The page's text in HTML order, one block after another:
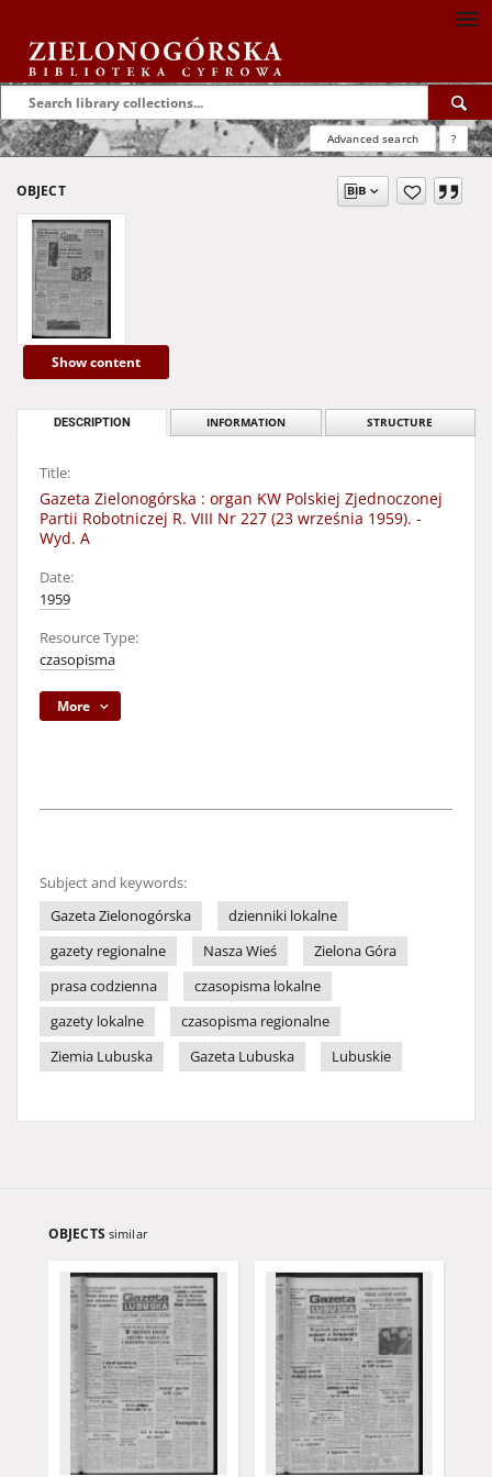
Advanced search ?
OBJECT
Show content
DESCRIPTION INFORMATION STRUCTURE
Title:
Gazeta Zielonogórska : organ KW Polskiej Zjednoczonej
Partii Robotniczej R. VIII Nr 227 (23 września 1959). -
Wyd. A
Date:
1959
Resource Type:
czasopisma
More
Subject and keywords:
Gazeta Zielonogórska
dzienniki lokalne
gazety regionalne
Nasza Wieś
Zielona Góra
prasa codzienna
czasopisma lokalne
gazety lokalne
czasopisma regionalne
Ziemia Lubuska
Gazeta Lubuska Lubuskie
OBJECTS similar